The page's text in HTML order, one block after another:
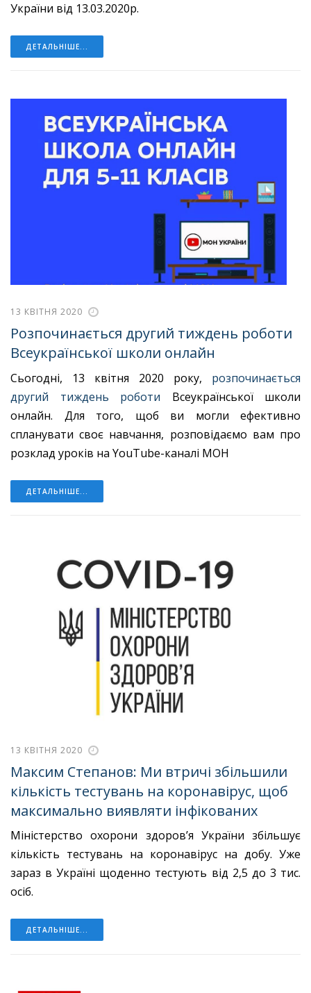
України від 13.03.2020р.
ДЕТАЛЬНІШЕ...
13 КВІТНЯ 2020
Розпочинається другий тиждень роботи
Всеукраїнської школи онлайн
Сьогодні, 13 квітня 2020 року, розпочинається
другий тиждень роботи Всеукраїнської школи
онлайн. Для того, щоб ви могли ефективно
спланувати своє навчання, розповідаємо вам про
розклад уроків на YouTube-каналі МОН
ДЕТАЛЬНІШЕ...
13 КВІТНЯ 2020
Максим Степанов: Ми втричі збільшили
кількість тестувань на коронавірус, щоб
максимально виявляти інфікованих
Міністерство охорони здоров’я України збільшує
кількість тестувань на коронавірус на добу. Уже
зараз в Україні щоденно тестують від 2,5 до 3 тис.
осіб.
ДЕТАЛЬНІШЕ...